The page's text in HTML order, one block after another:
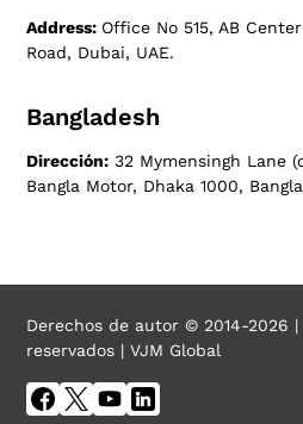
Address: Office No 515, AB
Road, Dubai, UAE.
Bangladesh
Dirección: 32 Mymensingh Lane
Bangla Motor, Dhaka 1000,
Derechos de autor © 2014-2026 |
reservados | VJM Global